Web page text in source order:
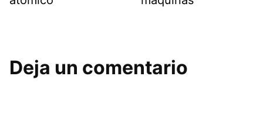
Deja un comentario